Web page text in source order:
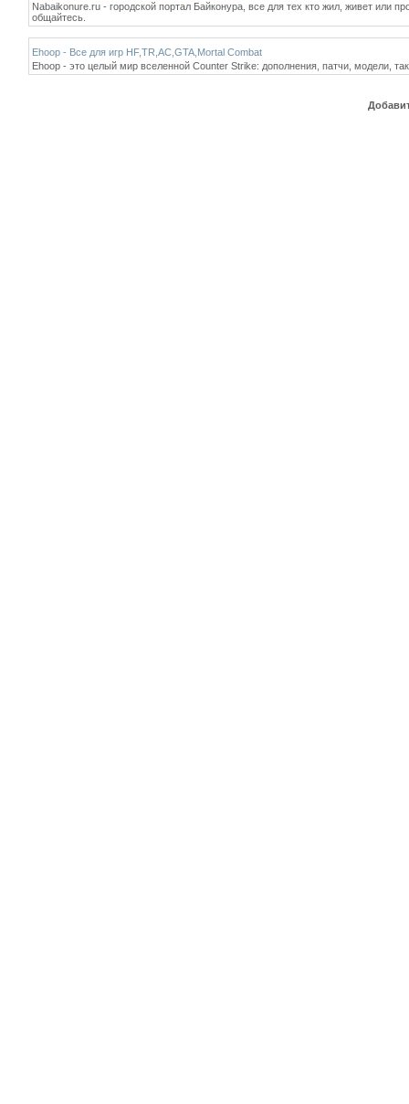
Nabaikonure.ru - городской портал Байконура, все для тех кто жил, живет или
общайтесь.
Ehoop - Все для игр HF,TR,AC,GTA,Mortal Combat
Ehoop - это целый мир вселенной Counter Strike: дополнения, патчи, модели,